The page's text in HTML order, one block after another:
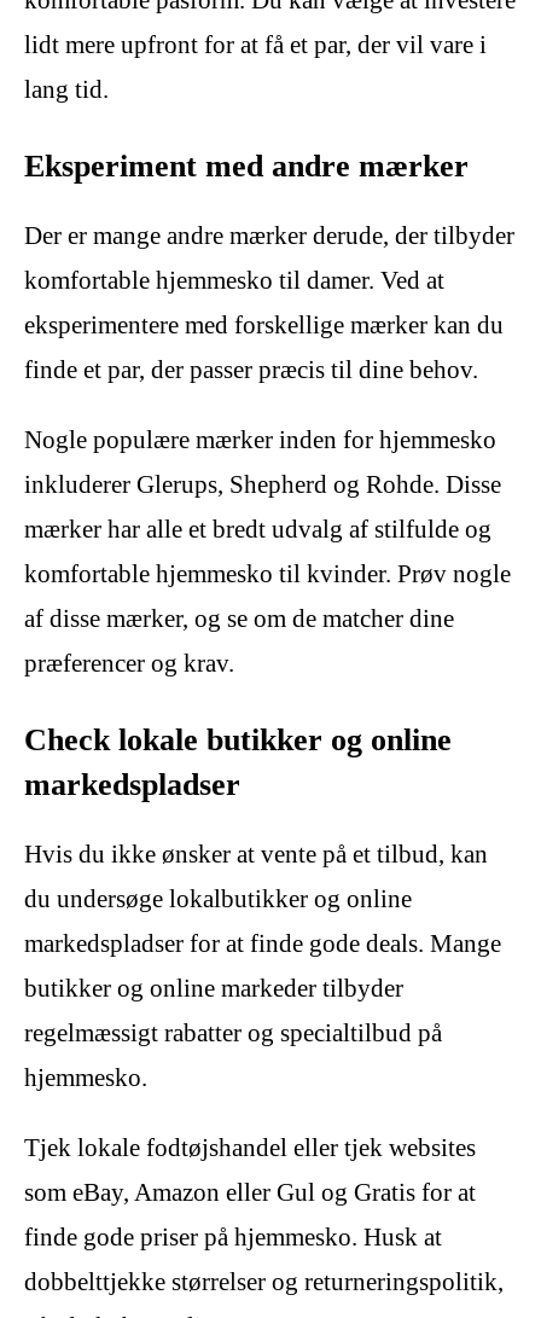
lidt mere upfront for at få et par, der vil vare i
lang tid.
Eksperiment med andre mærker
Der er mange andre mærker derude, der tilbyder
komfortable hjemmesko til damer. Ved at
eksperimentere med forskellige mærker kan du
finde et par, der passer præcis til dine behov.
Nogle populære mærker inden for hjemmesko
inkluderer Glerups, Shepherd og Rohde. Disse
mærker har alle et bredt udvalg af stilfulde og
komfortable hjemmesko til kvinder. Prøv nogle
af disse mærker, og se om de matcher dine
præferencer og krav.
Check lokale butikker og online
markedspladser
Hvis du ikke ønsker at vente på et tilbud, kan
du undersøge lokalbutikker og online
markedspladser for at finde gode deals. Mange
butikker og online markeder tilbyder
regelmæssigt rabatter og specialtilbud på
hjemmesko.
Tjek lokale fodtøjshandel eller tjek websites
som eBay, Amazon eller Gul og Gratis for at
finde gode priser på hjemmesko. Husk at
dobbelttjekke størrelser og returneringspolitik,